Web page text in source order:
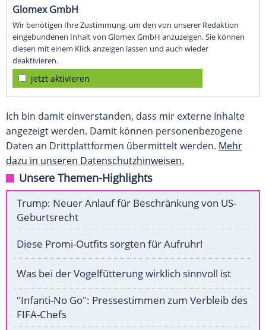
Glomex GmbH
Wir benötigen Ihre Zustimmung, um den von unserer Redaktion
eingebundenen Inhalt von Glomex GmbH anzuzeigen. Sie können
diesen mit einem Klick anzeigen lassen und auch wieder
deaktivieren.
jetzt aktivieren
Ich bin damit einverstanden, dass mir externe Inhalte
angezeigt werden. Damit können personenbezogene
Daten an Drittplattformen übermittelt werden. Mehr
dazu in unseren Datenschutzhinweisen.
Unsere Themen-Highlights
Trump: Neuer Anlauf für Beschränkung von US-
Geburtsrecht
Diese Promi-Outfits sorgten für Aufruhr!
Was bei der Vogelfütterung wirklich sinnvoll ist
"Infanti-No Go": Pressestimmen zum Verbleib des
FIFA-Chefs